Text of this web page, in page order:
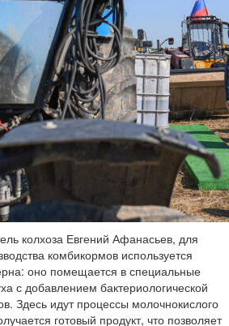
колхоза Евгений Афанасьев, для
комбикормов используется
оно помещается в специальные
с добавлением бактериологической
Здесь идут процессы молочнокислого
готовый продукт, что позволяет